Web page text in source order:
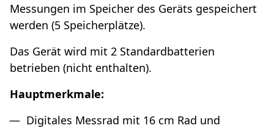
Messungen im Speicher des Geräts gespeichert
werden (5 Speicherplätze).
Das Gerät wird mit 2 Standardbatterien
betrieben (nicht enthalten).
Hauptmerkmale:
Digitales Messrad mit 16 cm Rad und